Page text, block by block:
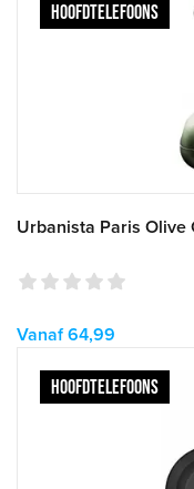
HOOFDTELEFOONS
Urbanista Paris Olive
Vanaf 64,99
HOOFDTELEFOONS